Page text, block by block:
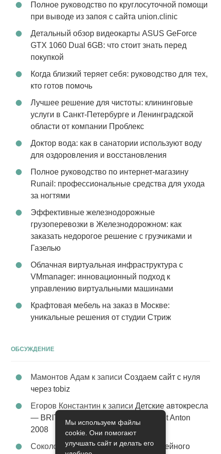
Полное руководство по круглосуточной помощи
при выводе из запоя с сайта union.clinic
Детальный обзор видеокарты ASUS GeForce
GTX 1060 Dual 6GB: что стоит знать перед
покупкой
Когда близкий теряет себя: руководство для тех,
кто готов помочь
Лучшее решение для чистоты: клининговые
услуги в Санкт-Петербурге и Ленинградской
области от компании Проблекс
Доктор вода: как в санатории используют воду
для оздоровления и восстановления
Полное руководство по интернет-магазину
Runail: профессиональные средства для ухода
за ногтями
Эффективные железнодорожные
грузоперевозки в Железнодорожном: как
заказать недорогое решение с грузчиками и
Газелью
Облачная виртуальная инфраструктура с
VMmanager: инновационный подход к
управлению виртуальными машинами
Крафтовая мебель на заказ в Москве:
уникальные решения от студии Стриж
ОБСУЖДЕНИЕ
Мамонтов Адам к записиСоздаем сайт с нуля
через tobiz
Егоров Константин к записиДетские автокресла
— BRITAX Evolva 1-2-3 (1-2-3) цвет St Anton
2008
Соколова Эльзак записиУслуги семейного
Мы используем файлы
cookie. Они помогают
улучшать сайт и делать его